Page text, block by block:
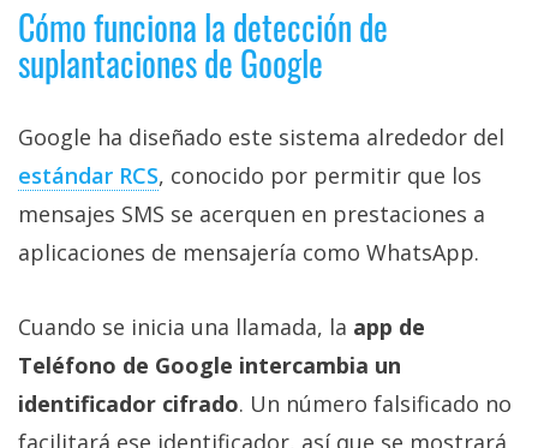
Cómo funciona la detección de
suplantaciones de Google
Google ha diseñado este sistema alrededor del
estándar RCS‎, conocido por permitir que los
mensajes SMS se acerquen en prestaciones a
aplicaciones de mensajería como WhatsApp.
Cuando se inicia una llamada, la app de
Teléfono de Google intercambia un
identificador cifrado. Un número falsificado no
facilitará ese identificador, así que se mostrará